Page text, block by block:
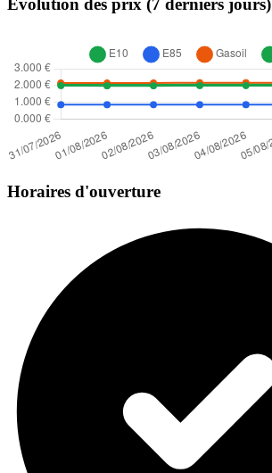
Évolution des prix (7 derniers jours)
Horaires d'ouverture